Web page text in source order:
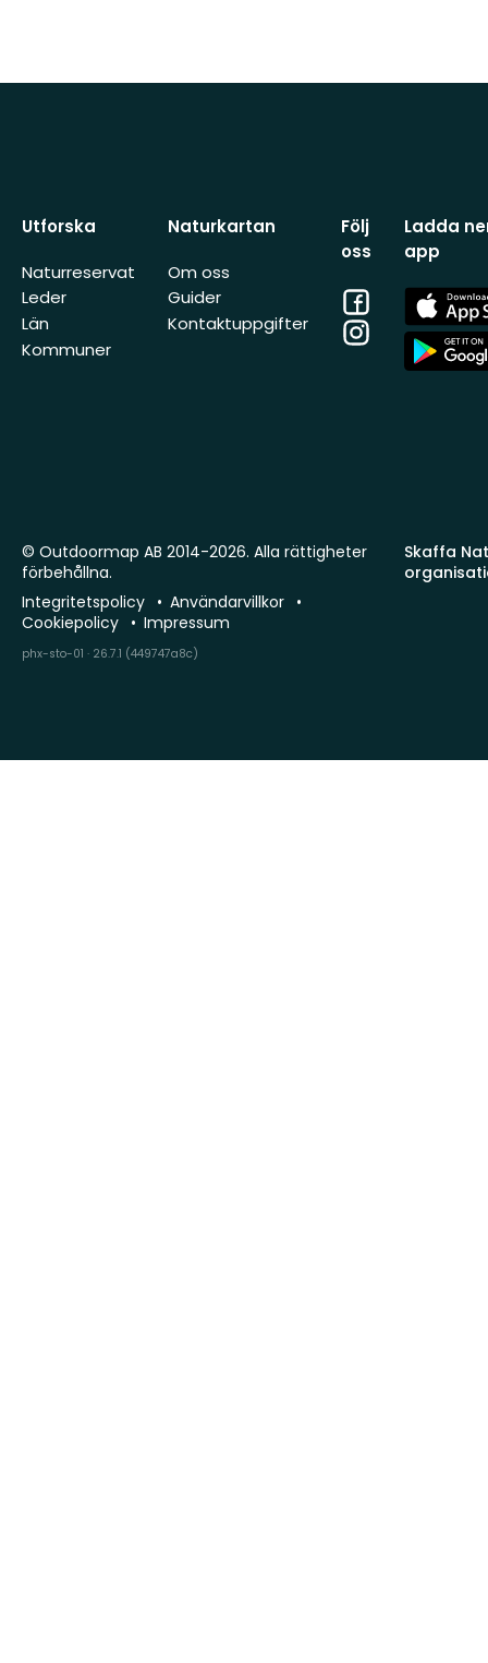
Utforska
Naturreservat
Leder
Län
Kommuner
Naturkartan
Om oss
Guider
Kontaktuppgifter
Följ
oss
Facebook
Instagram
Ladda
app
App
Store
App
Store
Skaffa
© Outdoormap AB 2014-2026. Alla rättigheter
förbehållna.
Integritetspolicy
Användarvillkor
Cookiepolicy
Impressum
phx-sto-01 · 26.7.1 (449747a8c)